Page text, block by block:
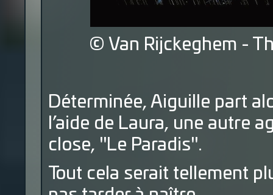
© Van Rijckeghem -
Déterminée, Aiguille part
l’aide de Laura, une autre
close, "Le Paradis".
Tout cela serait tellement